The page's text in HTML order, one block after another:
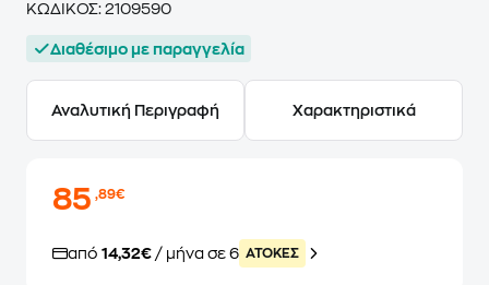
ΚΩΔΙΚΟΣ: 2109590
Διαθέσιμο με παραγγελία
Αναλυτική Περιγραφή Χαρακτηριστικά
85,89€
από 14,32€ / μήνα σε 6 ATOKEΣ